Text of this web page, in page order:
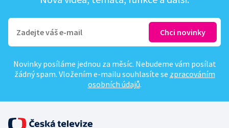
Novinky posíláme jednou za měsíc. Nebudeme vám posílat
žádný spam. Vložením e-mailu souhlasíte se zpracováním
osobních údajů.